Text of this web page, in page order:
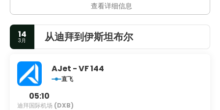
查看详细信息
14
3月 从迪拜到伊斯坦布尔
AJet - VF 144
直飞
05:10
迪拜国际机场 (DXB)